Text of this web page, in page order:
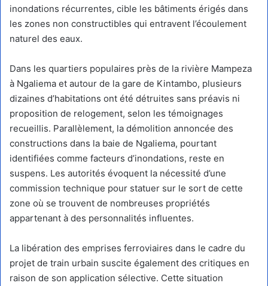
inondations récurrentes, cible les bâtiments érigés dans
les zones non constructibles qui entravent l’écoulement
naturel des eaux.
Dans les quartiers populaires près de la rivière Mampeza
à Ngaliema et autour de la gare de Kintambo, plusieurs
dizaines d’habitations ont été détruites sans préavis ni
proposition de relogement, selon les témoignages
recueillis. Parallèlement, la démolition annoncée des
constructions dans la baie de Ngaliema, pourtant
identifiées comme facteurs d’inondations, reste en
suspens. Les autorités évoquent la nécessité d’une
commission technique pour statuer sur le sort de cette
zone où se trouvent de nombreuses propriétés
appartenant à des personnalités influentes.
La libération des emprises ferroviaires dans le cadre du
projet de train urbain suscite également des critiques en
raison de son application sélective. Cette situation